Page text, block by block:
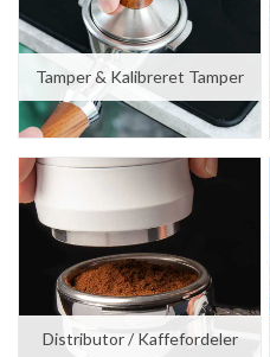
STUDYSHOP
kr. 207,00
kr. 149,00
Tamper & Kalibreret Tamper
Distributor / Kaffefordeler